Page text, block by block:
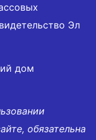
Эл
дом
обязательна